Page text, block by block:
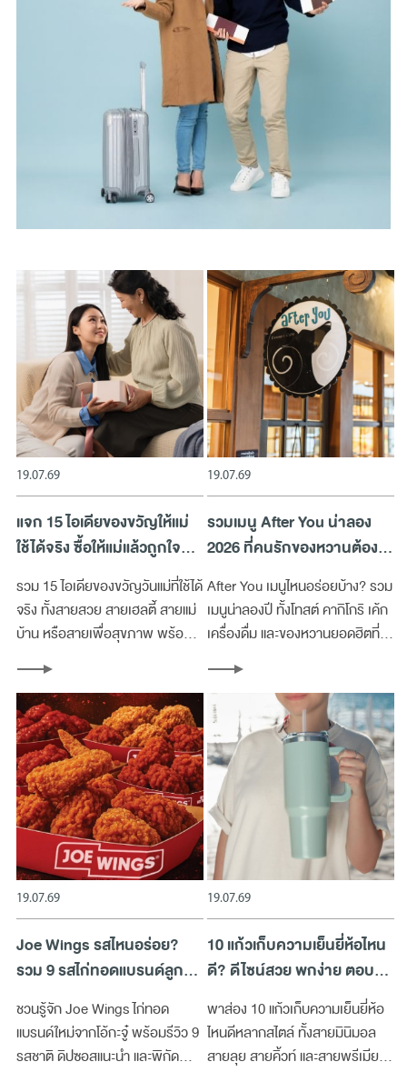
19.07.69
แจก 15 ไอเดียของขวัญให้แม่
ใช้ได้จริง ซื้อให้แม่แล้วถูกใจ
แน่นอน
รวม 15 ไอเดียของขวัญวันแม่ที่ใช้ได้
จริง ทั้งสายสวย สายเฮลตี้ สายแม่
บ้าน หรือสายเพื่อสุขภาพ พร้อม
บทความนี้
19.07.69
รวมเมนู After You น่าลอง
2026 ที่คนรักของหวานต้อง
After You เมนูไหนอร่อยบ้าง? รวม
เมนูน่าลองปี ทั้งโทสต์ คากิโกริ เค้ก
เครื่องดื่ม และของหวานยอดฮิตที่
19.07.69
Joe Wings รสไหนอร่อย?
รวม 9 รสไก่ทอดแบรนด์ลูก
จากโอ้กะจู๋ ที่ไม่ควรพลาด
ชวนรู้จัก Joe Wings ไก่ทอด
แบรนด์ใหม่จากโอ้กะจู๋ พร้อมรีวิว 9
รสชาติ ดิปซอสแนะนำ และพิกัด
19.07.69
10 แก้วเก็บความเย็นยี่ห้อไหน
ดี? ดีไซน์สวย พกง่าย ตอบ
โจทย์ทุกไลฟ์สไตล์
พาส่อง 10 แก้วเก็บความเย็นยี่ห้อ
ไหนดีหลากสไตล์ ทั้งสายมินิมอล
สายลุย สายคิ้วท์ และสายพรีเมียม